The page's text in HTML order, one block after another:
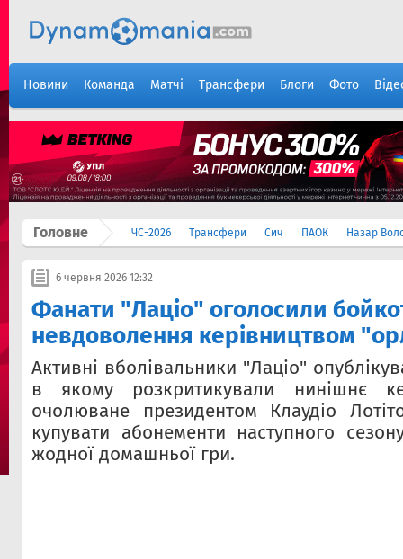
Новини Команда Матчі Трансфери Блоги Фото
Головне ЧС-2026 Трансфери Сич ПАОК Назар
6 червня 2026 12:32
Фанати "Лаціо" оголосили
невдоволення керівництвом
Активні вболівальники "Лаціо"
в якому розкритикували нинішнє
очолюване президентом Клаудіо
купувати абонементи наступного
жодної домашньої гри.